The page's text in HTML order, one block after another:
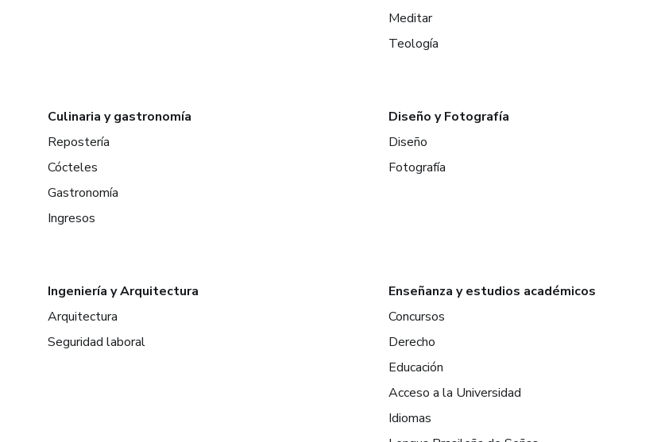
Meditar
Teología
Culinaria y gastronomía
Repostería
Cócteles
Gastronomía
Ingresos
Diseño y Fotografía
Diseño
Fotografía
Ingeniería y Arquitectura
Arquitectura
Seguridad laboral
Enseñanza y estudios académicos
Concursos
Derecho
Educación
Acceso a la Universidad
Idiomas